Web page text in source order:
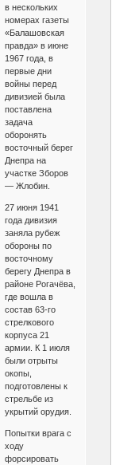
в нескольких
номерах газеты
«Балашовская
правда» в июне
1967 года, в
первые дни
войны перед
дивизией была
поставлена
задача
оборонять
восточный берег
Днепра на
участке Зборов
— Жлобин.
27 июня 1941
года дивизия
заняла рубеж
обороны по
восточному
берегу Днепра в
районе Рогачёва,
где вошла в
состав 63-го
стрелкового
корпуса 21
армии. К 1 июля
были отрыты
окопы,
подготовлены к
стрельбе из
укрытий орудия.
Попытки врага с
ходу
форсировать